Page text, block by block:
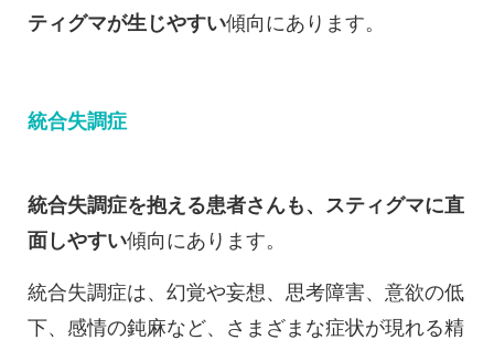
ティグマが生じやすい傾向にあります。
統合失調症
統合失調症を抱える患者さんも、スティグマに直
面しやすい傾向にあります。
統合失調症は、幻覚や妄想、思考障害、意欲の低
下、感情の鈍麻など、さまざまな症状が現れる精